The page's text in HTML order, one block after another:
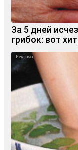
За 5 дней
грибок: вот